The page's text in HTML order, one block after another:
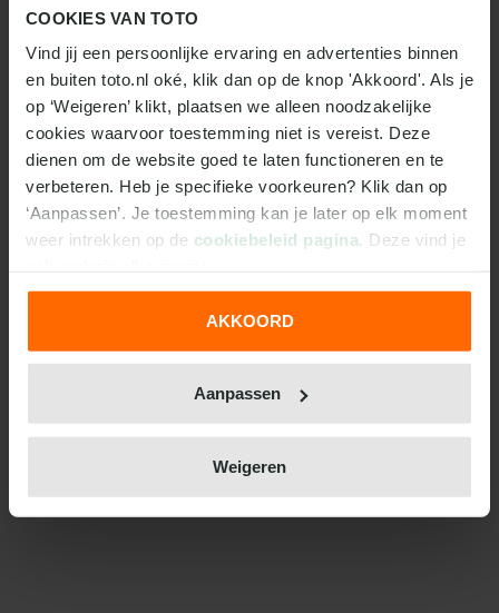
COOKIES VAN TOTO
Vind jij een persoonlijke ervaring en advertenties binnen
en buiten toto.nl oké, klik dan op de knop 'Akkoord'. Als je
op ‘Weigeren’ klikt, plaatsen we alleen noodzakelijke
cookies waarvoor toestemming niet is vereist. Deze
dienen om de website goed te laten functioneren en te
verbeteren. Heb je specifieke voorkeuren? Klik dan op
‘Aanpassen’. Je toestemming kan je later op elk moment
weer intrekken op de cookiebeleid pagina . Deze vind je
We werken samen met31 derdendie uw gegevens
AKKOORD
Aanpassen
Weigeren